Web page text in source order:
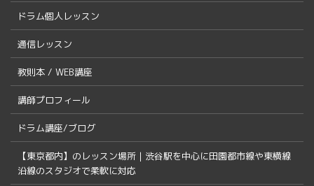
ドラム個人レッスン
通信レッスン
教則本 / WEB講座
講師プロフィール
ドラム講座/ブログ
【東京都内】のレッスン場所｜渋谷駅を中心に田園都市線や東横線
沿線のスタジオで柔軟に対応